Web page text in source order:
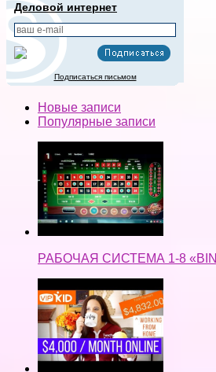
Деловой интернет
Подписаться письмом
Новые записи
Популярные записи
РАБОЧАЯ СИСТЕМА 1-8